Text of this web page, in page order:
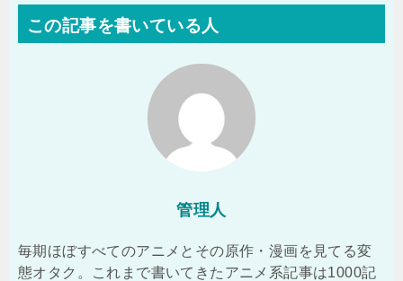
この記事を書いている人
管理人
毎期ほぼすべてのアニメとその原作・漫画を見てる変
態オタク。これまで書いてきたアニメ系記事は1000記